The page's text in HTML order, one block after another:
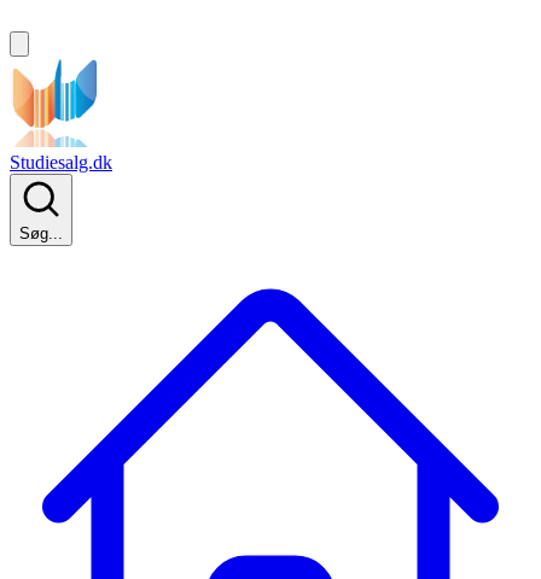
Studiesalg.dk
Søg...